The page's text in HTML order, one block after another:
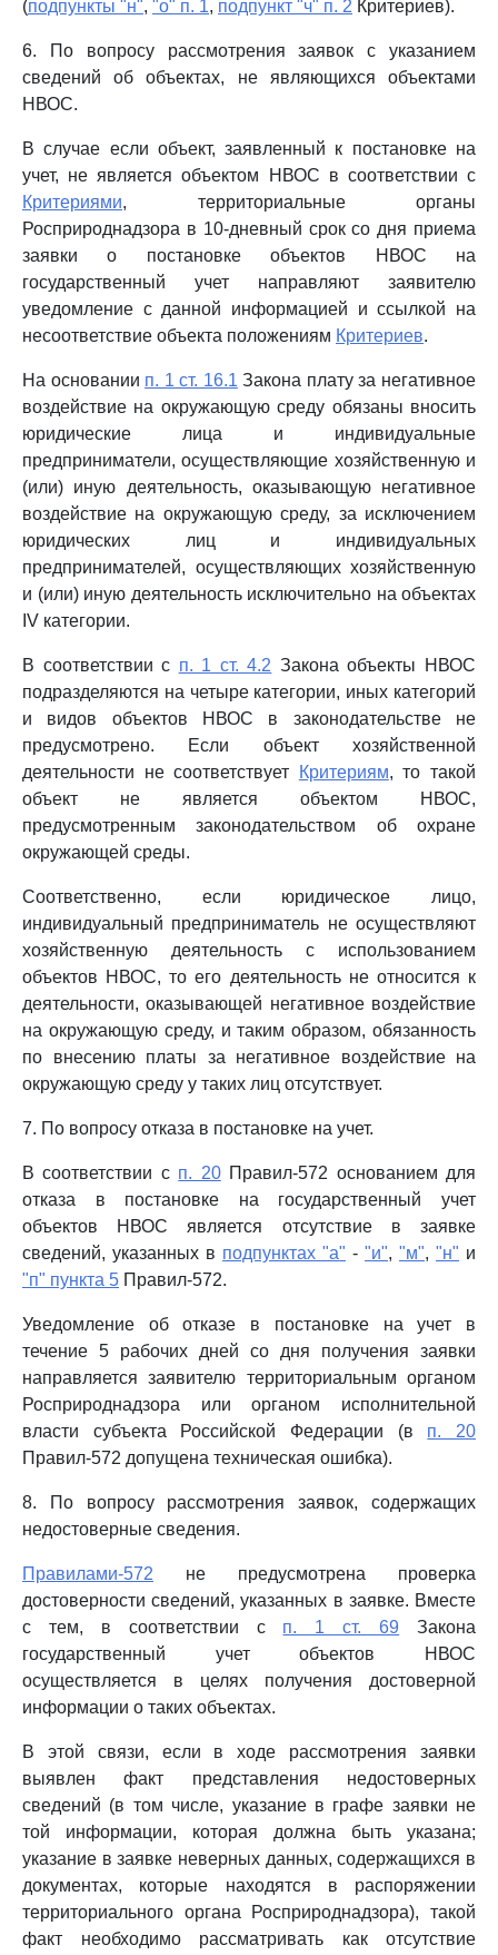
(подпункты "н", "о" п. 1, подпункт "ч" п. 2 Критериев).
6. По вопросу рассмотрения заявок с указанием
сведений об объектах, не являющихся объектами
НВОС.
В случае если объект, заявленный к постановке на
учет, не является объектом НВОС в соответствии с
Критериями, территориальные органы
Росприроднадзора в 10-дневный срок со дня приема
заявки о постановке объектов НВОС на
государственный учет направляют заявителю
уведомление с данной информацией и ссылкой на
несоответствие объекта положениям Критериев.
На основании п. 1 ст. 16.1 Закона плату за негативное
воздействие на окружающую среду обязаны вносить
юридические лица и индивидуальные
предприниматели, осуществляющие хозяйственную и
(или) иную деятельность, оказывающую негативное
воздействие на окружающую среду, за исключением
юридических лиц и индивидуальных
предпринимателей, осуществляющих хозяйственную
и (или) иную деятельность исключительно на объектах
IV категории.
В соответствии с п. 1 ст. 4.2 Закона объекты НВОС
подразделяются на четыре категории, иных категорий
и видов объектов НВОС в законодательстве не
предусмотрено. Если объект хозяйственной
деятельности не соответствует
Критериям, то такой
объект не является объектом НВОС,
предусмотренным законодательством об охране
окружающей среды.
Соответственно, если юридическое лицо,
индивидуальный предприниматель не осуществляют
хозяйственную деятельность с использованием
объектов НВОС, то его деятельность не относится к
деятельности, оказывающей негативное воздействие
на окружающую среду, и таким образом, обязанность
по внесению платы за негативное воздействие на
окружающую среду у таких лиц отсутствует.
7. По вопросу отказа в постановке на учет.
В соответствии с п. 20Правил-572 основанием для
отказа в постановке на государственный учет
объектов НВОС является отсутствие в заявке
сведений, указанных в подпунктах "а" - "и", "м", "н" и
"п" пункта 5 Правил-572.
Уведомление об отказе в постановке на учет в
течение 5 рабочих дней со дня получения заявки
направляется заявителю территориальным органом
Росприроднадзора или органом исполнительной
власти субъекта Российской Федерации (в п. 20
Правил-572 допущена техническая ошибка).
8. По вопросу рассмотрения заявок, содержащих
недостоверные сведения.
Правилами-572 не предусмотрена проверка
достоверности сведений, указанных в заявке. Вместе
с тем, в соответствии с п. 1 ст. 69 Закона
государственный учет объектов НВОС
осуществляется в целях получения достоверной
информации о таких объектах.
В этой связи, если в ходе рассмотрения заявки
выявлен факт представления недостоверных
сведений (в том числе, указание в графе заявки не
той информации, которая должна быть указана;
указание в заявке неверных данных, содержащихся в
документах, которые находятся в распоряжении
территориального органа Росприроднадзора), такой
факт необходимо рассматривать как отсутствие